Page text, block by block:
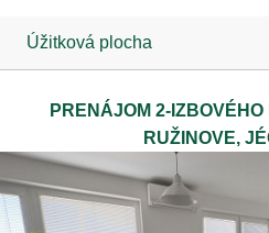
Úžitková plocha
PRENÁJOM 2-
RUŽINOVE,